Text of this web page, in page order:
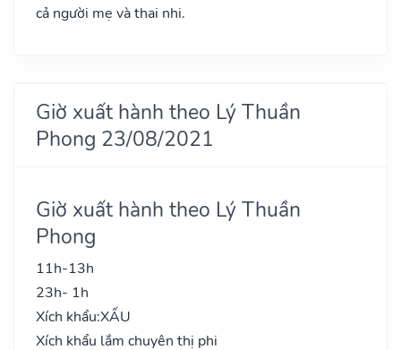
cả người mẹ và thai nhi.
Giờ xuất hành theo Lý Thuần
Phong 23/08/2021
Giờ xuất hành theo Lý Thuần
Phong
11h-13h
23h- 1h
Xích khẩu:XẤU
Xích khẩu lắm chuyên thị phi